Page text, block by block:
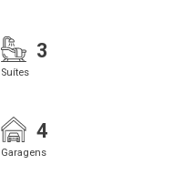
3
Suítes
4
Garagens